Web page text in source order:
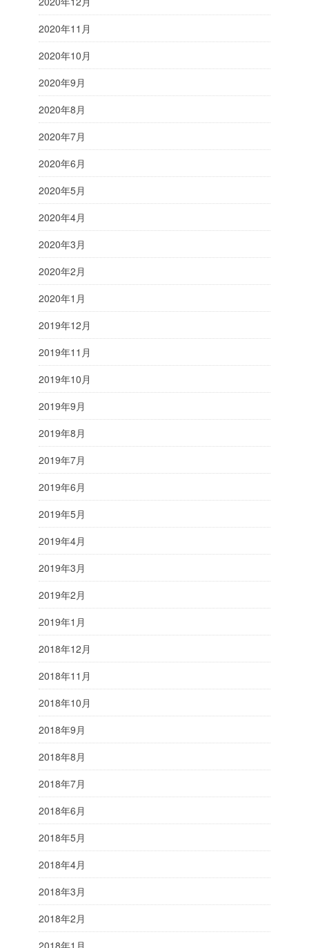
2020年11月
2020年10月
2020年9月
2020年8月
2020年7月
2020年6月
2020年5月
2020年4月
2020年3月
2020年2月
2020年1月
2019年12月
2019年11月
2019年10月
2019年9月
2019年8月
2019年7月
2019年6月
2019年5月
2019年4月
2019年3月
2019年2月
2019年1月
2018年12月
2018年11月
2018年10月
2018年9月
2018年8月
2018年7月
2018年6月
2018年5月
2018年4月
2018年3月
2018年2月
2018年1月